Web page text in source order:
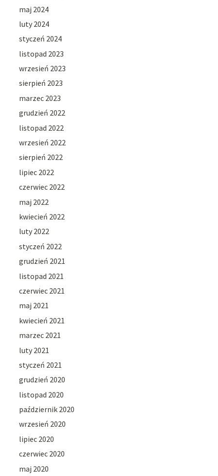
maj 2024
luty 2024
styczeń 2024
listopad 2023
wrzesień 2023
sierpień 2023
marzec 2023
grudzień 2022
listopad 2022
wrzesień 2022
sierpień 2022
lipiec 2022
czerwiec 2022
maj 2022
kwiecień 2022
luty 2022
styczeń 2022
grudzień 2021
listopad 2021
czerwiec 2021
maj 2021
kwiecień 2021
marzec 2021
luty 2021
styczeń 2021
grudzień 2020
listopad 2020
październik 2020
wrzesień 2020
lipiec 2020
czerwiec 2020
maj 2020